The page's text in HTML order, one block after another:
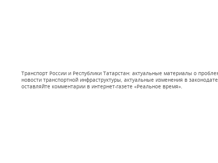
Транспорт России и Республики Татарстан: актуальные материалы о
новости транспортной инфраструктуры, актуальные изменения в
оставляйте комментарии в интернет-газете «Реальное время».